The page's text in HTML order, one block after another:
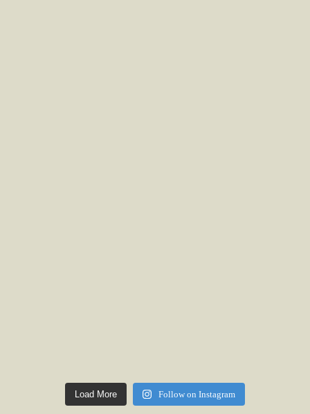
Load More Follow on Instagram